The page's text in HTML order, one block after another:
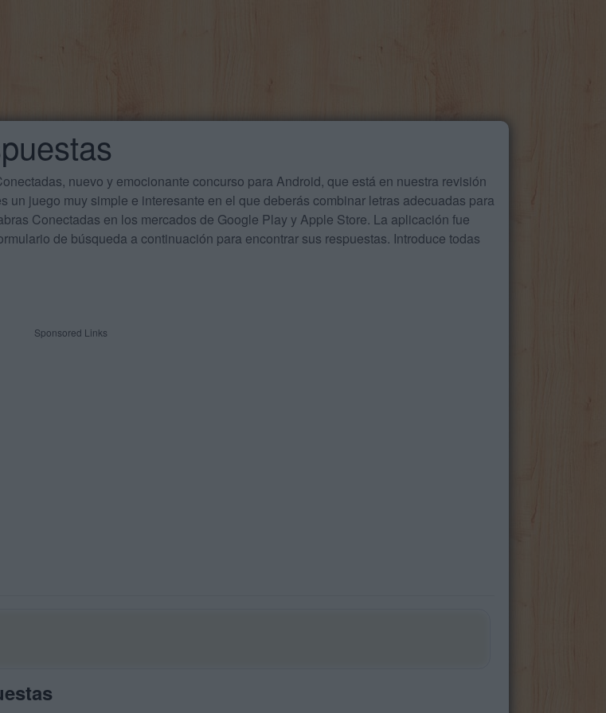
nuevo y emocionante concurso para Android, que está en nuestra revisión
un juego muy simple e interesante en el que deberás combinar letras adecuadas para
Conectadas en los mercados de Google Play y Apple Store. La aplicación fue
de búsqueda a continuación para encontrar sus respuestas. Introduce todas
Sponsored Links